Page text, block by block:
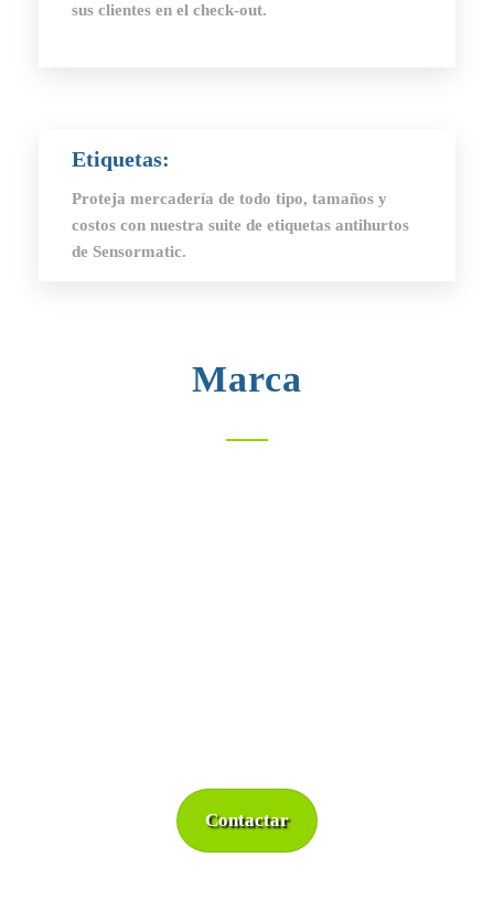
sus clientes en el check-out.
Etiquetas:
Proteja mercadería de todo tipo, tamaños y
costos con nuestra suite de etiquetas antihurtos
de Sensormatic.
Marca
Contactar